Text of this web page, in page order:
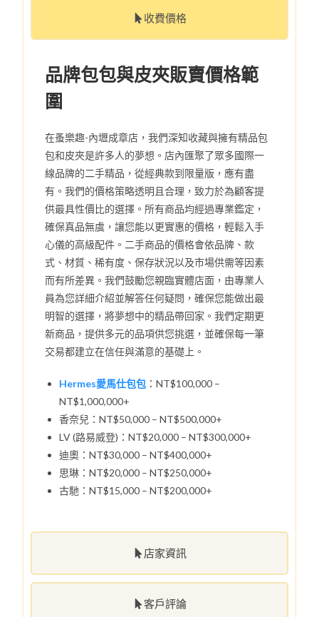
收費價格
店家資訊
客戶評論
品牌包包與皮夾販賣價格範
圍
在蚤樂趣-內壢成章店，我們深知收藏與擁有精品包
包和皮夾是許多人的夢想。店內匯聚了眾多國際一
線品牌的二手精品，從經典款到限量版，應有盡
有。我們的價格策略透明且合理，致力於為顧客提
供最具性價比的選擇。所有商品均經過專業鑑定，
確保真品無虞，讓您能以更實惠的價格，輕鬆入手
心儀的高級配件。二手商品的價格會依品牌、款
式、材質、稀有度、保存狀況以及市場供需等因素
而有所差異。我們鼓勵您親臨實體店面，由專業人
員為您詳細介紹並解答任何疑問，確保您能做出最
明智的選擇，將夢想中的精品帶回家。我們定期更
新商品，提供多元的品項供您挑選，並確保每一筆
交易都建立在信任與滿意的基礎上。
Hermes愛馬仕包包 ：NT$100,000 –
NT$1,000,000+
香奈兒：NT$50,000 – NT$500,000+
LV (路易威登)：NT$20,000 – NT$300,000+
迪奧：NT$30,000 – NT$400,000+
思琳：NT$20,000 – NT$250,000+
古馳：NT$15,000 – NT$200,000+